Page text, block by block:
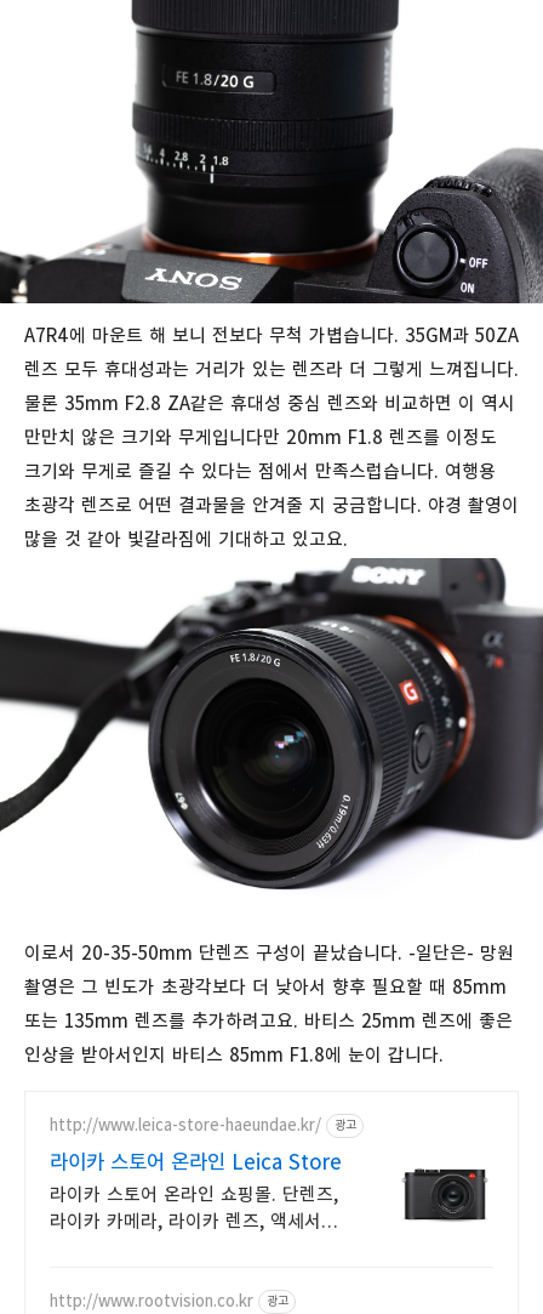
A7R4에 마운트 해 보니 전보다 무척 가볍습니다. 35GM과 50ZA
렌즈 모두 휴대성과는 거리가 있는 렌즈라 더 그렇게 느껴집니다.
물론 35mm F2.8 ZA같은 휴대성 중심 렌즈와 비교하면 이 역시
만만치 않은 크기와 무게입니다만 20mm F1.8 렌즈를 이정도
크기와 무게로 즐길 수 있다는 점에서 만족스럽습니다. 여행용
초광각 렌즈로 어떤 결과물을 안겨줄 지 궁금합니다. 야경 촬영이
많을 것 같아 빛갈라짐에 기대하고 있고요.
이로서 20-35-50mm 단렌즈 구성이 끝났습니다. -일단은- 망원
촬영은 그 빈도가 초광각보다 더 낮아서 향후 필요할 때 85mm
또는 135mm 렌즈를 추가하려고요. 바티스 25mm 렌즈에 좋은
인상을 받아서인지 바티스 85mm F1.8에 눈이 갑니다.
http://www.leica-store-haeundae.kr/ 광고
라이카 스토어 온라인 Leica Store
라이카 스토어 온라인 쇼핑몰. 단렌즈,
라이카 카메라, 라이카 렌즈, 액세서리
http://www.rootvision.co.kr 광고